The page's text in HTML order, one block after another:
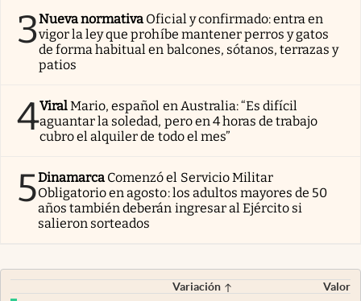
3Nueva normativa Oficial y confirmado: entra en
vigor la ley que prohíbe mantener perros y gatos
de forma habitual en balcones, sótanos, terrazas y
patios
4ViralMario, español en Australia: “Es difícil
aguantar la soledad, pero en 4 horas de trabajo
cubro el alquiler de todo el mes”
5Dinamarca Comenzó el Servicio Militar
Obligatorio en agosto: los adultos mayores de 50
años también deberán ingresar al Ejército si
salieron sorteados
Variación
Valor